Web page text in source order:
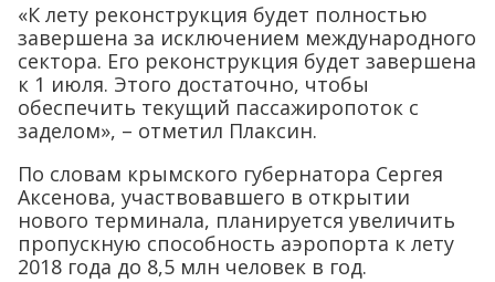
«К лету реконструкция будет полностью
завершена за исключением международного
сектора. Его реконструкция будет завершена
к 1 июля. Этого достаточно, чтобы
обеспечить текущий пассажиропоток с
заделом», – отметил Плаксин.
По словам крымского губернатора Сергея
Аксенова, участвовавшего в открытии
нового терминала, планируется увеличить
пропускную способность аэропорта к лету
2018 года до 8,5 млн человек в год.